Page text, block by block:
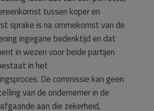
tussen koper en
sprake is na ommekomst van de
ingegane bedenktijd en dat
in wezen voor beide partijen
in het
De commissie kan geen
van de ondernemer in de
aan die zekerheid,